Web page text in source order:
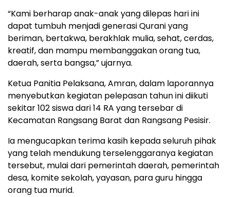
“Kami berharap anak-anak yang dilepas hari ini
dapat tumbuh menjadi generasi Qurani yang
beriman, bertakwa, berakhlak mulia, sehat, cerdas,
kreatif, dan mampu membanggakan orang tua,
daerah, serta bangsa,” ujarnya.
Ketua Panitia Pelaksana, Amran, dalam laporannya
menyebutkan kegiatan pelepasan tahun ini diikuti
sekitar 102 siswa dari 14 RA yang tersebar di
Kecamatan Rangsang Barat dan Rangsang Pesisir.
Ia mengucapkan terima kasih kepada seluruh pihak
yang telah mendukung terselenggaranya kegiatan
tersebut, mulai dari pemerintah daerah, pemerintah
desa, komite sekolah, yayasan, para guru hingga
orang tua murid.